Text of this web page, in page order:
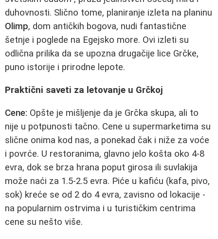
duhovnosti. Slično tome, planiranje izleta na planinu
Olimp, dom antičkih bogova, nudi fantastične
šetnje i poglede na Egejsko more. Ovi izleti su
odlična prilika da se upozna drugačije lice Grčke,
puno istorije i prirodne lepote.
Praktični saveti za letovanje u Grčkoj
Cene: Opšte je mišljenje da je Grčka skupa, ali to
nije u potpunosti tačno. Cene u supermarketima su
slične onima kod nas, a ponekad čak i niže za voće
i povrće. U restoranima, glavno jelo košta oko 4-8
evra, dok se brza hrana poput girosa ili suvlakija
može naći za 1.5-2.5 evra. Piće u kafiću (kafa, pivo,
sok) kreće se od 2 do 4 evra, zavisno od lokacije -
na popularnim ostrvima i u turističkim centrima
cene su nešto više.